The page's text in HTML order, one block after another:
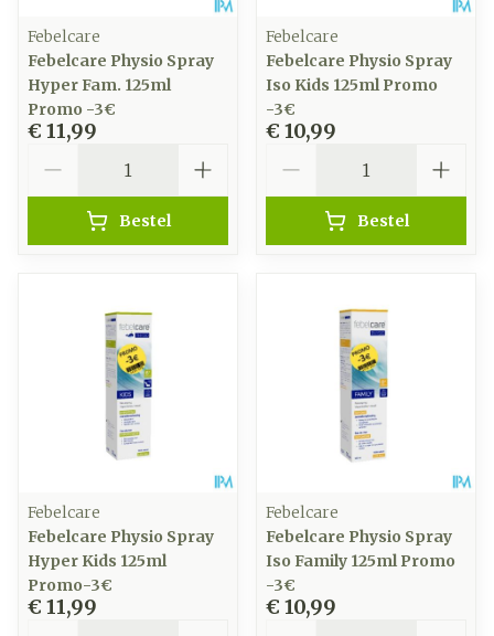
Febelcare
Febelcare Physio Spray
Hyper Fam. 125ml
Promo -3€
€ 11,99
Bestel
Febelcare
Febelcare Physio Spray
Iso Kids 125ml Promo
-3€
€ 10,99
Bestel
Febelcare
Febelcare Physio Spray
Hyper Kids 125ml
Promo-3€
€ 11,99
Febelcare
Febelcare Physio Spray
Iso Family 125ml Promo
-3€
€ 10,99